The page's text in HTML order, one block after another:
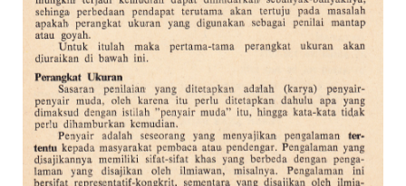
child
menu
Alamat
Rekening
Reseller